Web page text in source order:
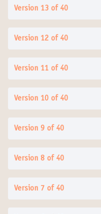
Version 13 of 40
Version 12 of 40
Version 11 of 40
Version 10 of 40
Version 9 of 40
Version 8 of 40
Version 7 of 40